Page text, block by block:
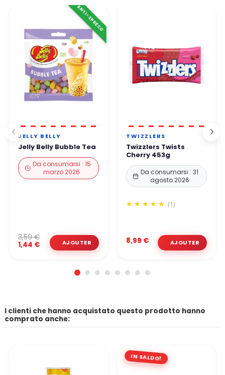
👉 Tutti i pagamenti sono 100% sicuri grazie a protocolli di
protezione rafforzati.
Potete ordinare in tutta tranquillità.
ANTI-SPRECO
JELLY BELLY
Jelly Belly Bubble Tea
Da consumarsi : 15
marzo 2026
1,44 €
3,59 €
TWIZZLERS
Twizzlers Twists
Cherry 453g
Da consumarsi : 31
agosto 2026
(1)
8,99 €
I clienti che hanno acquistato questo prodotto hanno
comprato anche:
IN SALDO!